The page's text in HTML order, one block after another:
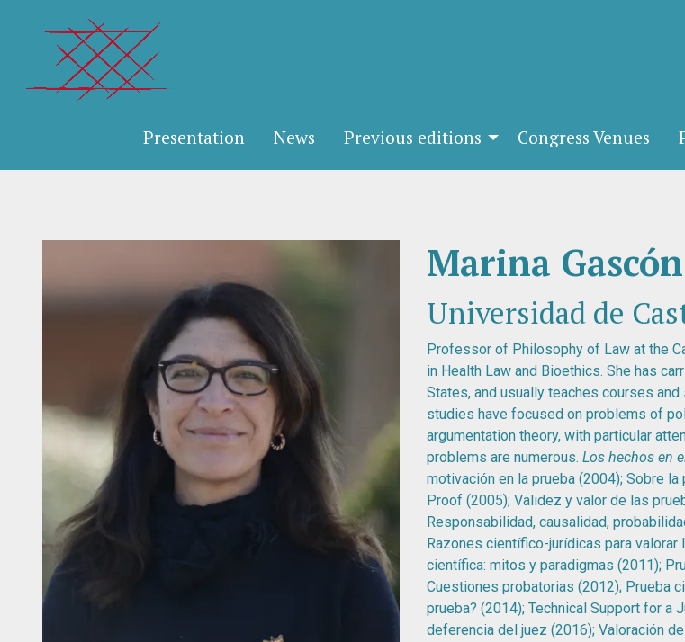
Presentation News Previous editions Congress Venues
Marina
Universidad de
Professor of Philosophy of Law at the
in Health Law and Bioethics. She has
States, and usually teaches courses
studies have focused on problems of
argumentation theory, with particular
problems are numerous. Los hechos en
motivación en la prueba (2004); Sobre
Proof (2005); Validez y valor de las
Responsabilidad, causalidad,
Razones científico-jurídicas para
científica: mitos y paradigmas (2011);
Cuestiones probatorias (2012); Prueba
prueba? (2014); Technical Support for
deferencia del juez (2016); Valoración